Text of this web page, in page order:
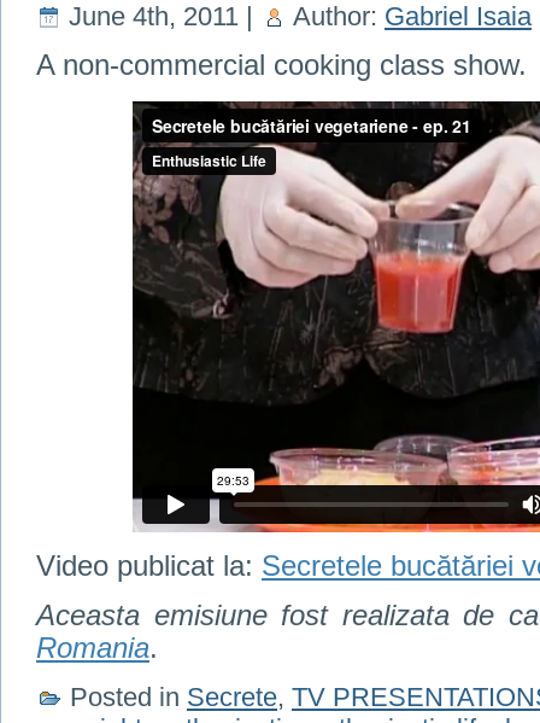
June 4th, 2011 | Author: Gabriel Isaia
A non-commercial cooking class show.
Video publicat la: Secretele bucătăriei
Aceasta emisiune fost realizata de
Romania.
Posted in Secrete, TV